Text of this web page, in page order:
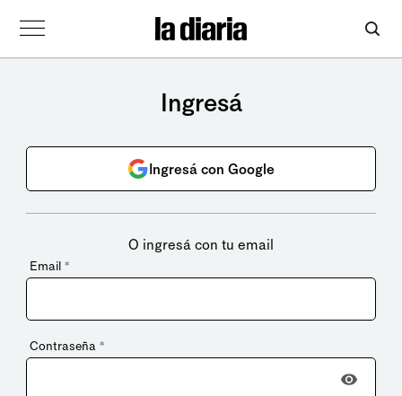
Ingresá
Ingresá con Google
O ingresá con tu email
Email *
Contraseña *